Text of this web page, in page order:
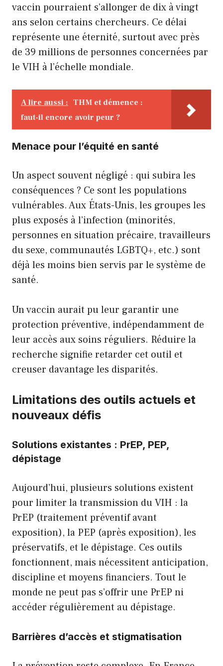
vaccin pourraient s’allonger de dix à vingt
ans selon certains chercheurs. Ce délai
représente une éternité, surtout avec près
de 39 millions de personnes concernées par
le VIH à l’échelle mondiale.
A lire aussi : THM et démence :
faut-il encore avoir peur ?
Menace pour l’équité en santé
Un aspect souvent négligé : qui subira les
conséquences ? Ce sont les populations
vulnérables. Aux États-Unis, les groupes les
plus exposés à l’infection (minorités,
personnes en situation précaire, travailleurs
du sexe, communautés LGBTQ+, etc.) sont
déjà les moins bien servis par le système de
santé.
Un vaccin aurait pu leur garantir une
protection préventive, indépendamment de
leur accès aux soins réguliers. Réduire la
recherche signifie retarder cet outil et
creuser davantage les disparités.
Limitations des outils actuels et
nouveaux défis
Solutions existantes : PrEP, PEP,
dépistage
Aujourd’hui, plusieurs solutions existent
pour limiter la transmission du VIH : la
PrEP (traitement préventif avant
exposition), la PEP (après exposition), les
préservatifs, et le dépistage. Ces outils
fonctionnent, mais nécessitent anticipation,
discipline et moyens financiers. Tout le
monde ne peut pas s’offrir une PrEP ni
accéder régulièrement au dépistage.
Barrières d’accès et stigmatisation